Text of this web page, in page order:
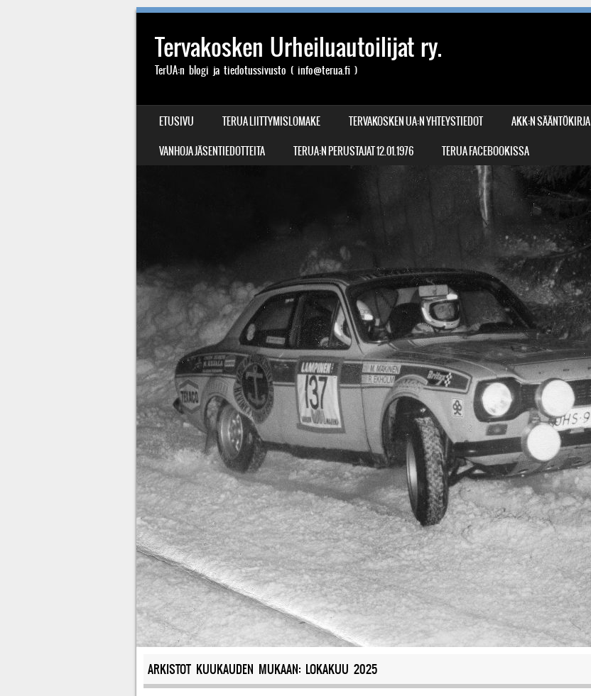
Tervakosken Urheiluautoilijat ry.
TerUA:n blogi ja tiedotussivusto ( info@terua.fi )
VALIKKO
SIIRRY SISÄLTÖÖN
ETUSIVU TERUA LIITTYMISLOMAKE TERVAKOSKEN UA:N YHTEYSTIEDOT AKK:N SÄÄNTÖKIRJA
VANHOJA JÄSENTIEDOTTEITA
TERUA:N PERUSTAJAT 12.01.1976 TERUA FACEBOOKISSA
ARKISTOT KUUKAUDEN MUKAAN: LOKAKUU 2025